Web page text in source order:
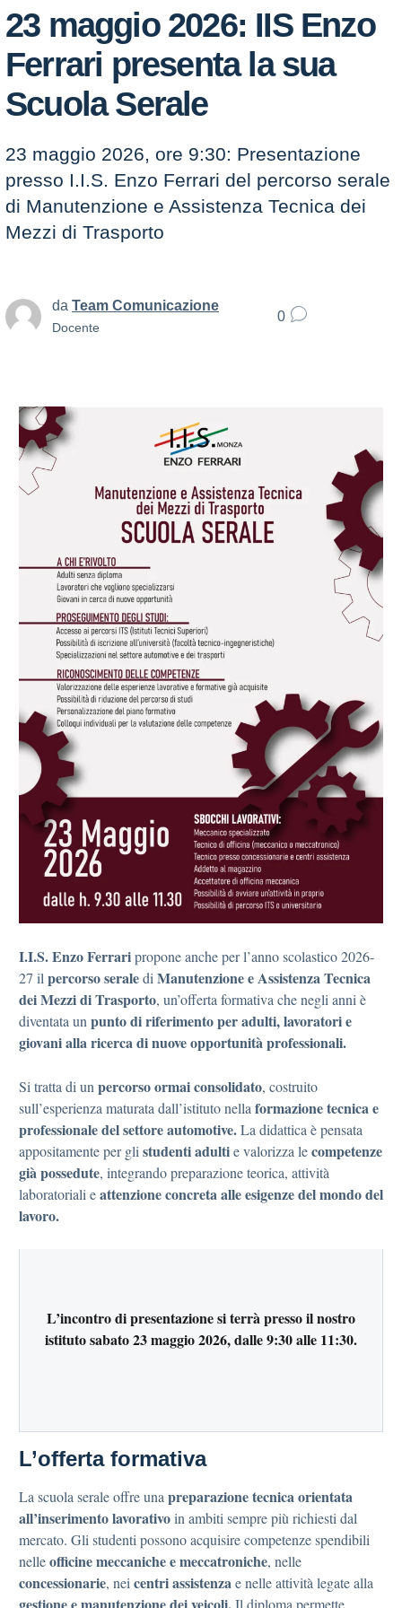
23 maggio 2026: IIS Enzo
Ferrari presenta la sua
Scuola Serale
23 maggio 2026, ore 9:30: Presentazione
presso I.I.S. Enzo Ferrari del percorso serale
di Manutenzione e Assistenza Tecnica dei
Mezzi di Trasporto
da Team Comunicazione
Docente
0
I.I.S. Enzo Ferraripropone anche per l’anno scolastico 2026-
27 il percorso seraledi Manutenzione e Assistenza Tecnica
dei Mezzi di Trasporto, un’offerta formativa che negli anni è
diventata un puntodi riferimento per adulti, lavoratori e
giovani alla ricerca di nuove opportunità professionali.
Si tratta di un percorso ormai consolidato, costruito
sull’esperienza maturata dall’istituto nella formazione tecnica e
professionale del settore automotive.La didattica è pensata
appositamente per gli studenti adultie valorizza lecompetenze
già possedute, integrando preparazione teorica, attività
laboratoriali eattenzione concreta alle esigenze del mondo del
lavoro.
L’incontro di presentazione si terrà presso il nostro
istituto sabato 23 maggio 2026, dalle 9:30 alle 11:30.
L’offerta formativa
La scuola serale offre una preparazione tecnicaorientata
all’inserimento lavorativoin ambiti sempre più richiesti dal
mercato. Gli studenti possono acquisire competenze spendibili
nelleofficine meccaniche e meccatroniche, nelle
concessionarie, nei centri assistenzae nelle attività legate alla
gestione e manutenzione dei veicoli. Il diploma permette